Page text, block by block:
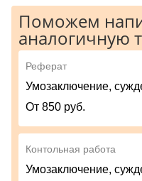
Поможем
аналогичную
Реферат
Умозаключение,
От 850 руб.
Контольная работа
Умозаключение,